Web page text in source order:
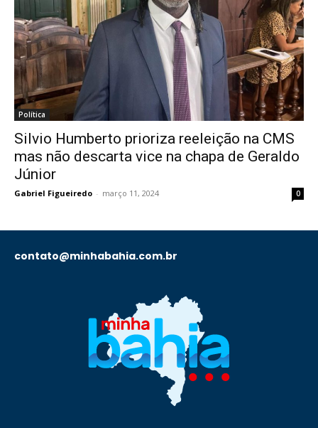
Política
Silvio Humberto prioriza reeleição na CMS
mas não descarta vice na chapa de Geraldo
Júnior
Gabriel Figueiredo - março 11, 2024 0
contato@minhabahia.com.br